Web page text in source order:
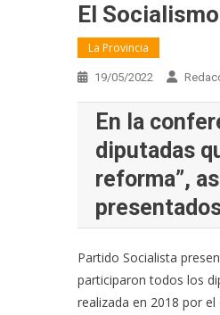
El
La Provincia
19/05/2022
En la
diputadas
reforma”,
Partido Socialista
participaron todos los
realizada en 2018 por